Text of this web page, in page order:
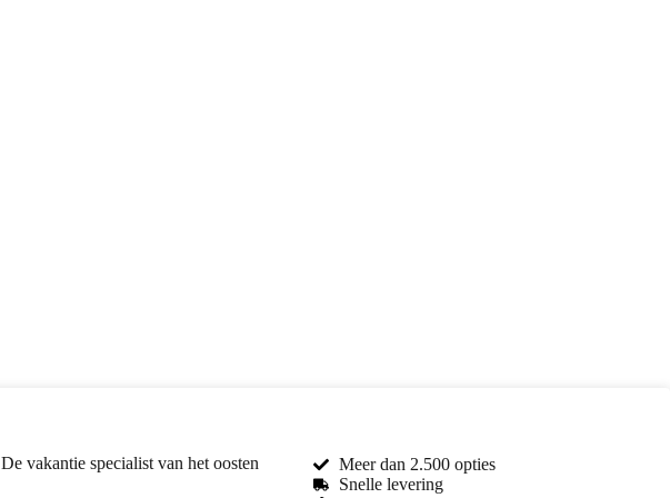
De vakantie specialist van het oosten
Meer dan 2.500 opties
Snelle levering